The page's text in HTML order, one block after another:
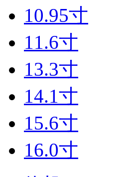
10.95寸
11.6寸
13.3寸
14.1寸
15.6寸
16.0寸